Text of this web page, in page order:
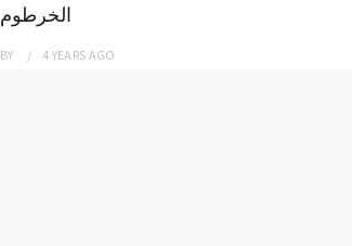
الخرطوم
BY 4 YEARS AGO